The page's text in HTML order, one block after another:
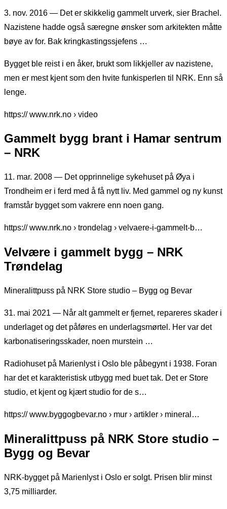
3. nov. 2016 — Det er skikkelig gammelt urverk, sier Brachel.
Nazistene hadde også særegne ønsker som arkitekten måtte
bøye av for. Bak kringkastingssjefens …
Bygget ble reist i en åker, brukt som likkjeller av nazistene,
men er mest kjent som den hvite funkisperlen til NRK. Enn så
lenge.
https:// www.nrk.no › video
Gammelt bygg brant i Hamar sentrum
– NRK
11. mar. 2008 — Det opprinnelige sykehuset på Øya i
Trondheim er i ferd med å få nytt liv. Med gammel og ny kunst
framstår bygget som vakrere enn noen gang.
https:// www.nrk.no › trondelag › velvaere-i-gammelt-b…
Velvære i gammelt bygg – NRK
Trøndelag
Mineralittpuss på NRK Store studio – Bygg og Bevar
31. mai 2021 — Når alt gammelt er fjernet, repareres skader i
underlaget og det påføres en underlagsmørtel. Her var det
karbonatiseringsskader, noen murstein …
Radiohuset på Marienlyst i Oslo ble påbegynt i 1938. Foran
har det et karakteristisk utbygg med buet tak. Det er Store
studio, et kjent og kjært studio for de s…
https:// www.byggogbevar.no › mur › artikler › mineral…
Mineralittpuss på NRK Store studio –
Bygg og Bevar
NRK-bygget på Marienlyst i Oslo er solgt. Prisen blir minst
3,75 milliarder.